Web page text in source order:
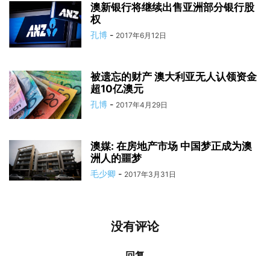
澳新银行将继续出售亚洲部分银行股
权
孔博 - 2017年6月12日
被遗忘的财产 澳大利亚无人认领资金
超10亿澳元
孔博 - 2017年4月29日
澳媒: 在房地产市场 中国梦正成为澳
洲人的噩梦
毛少卿 - 2017年3月31日
没有评论